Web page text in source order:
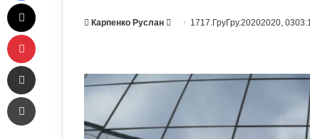
Карпенко Руслан
Send 1717.ГруГру.20202020,